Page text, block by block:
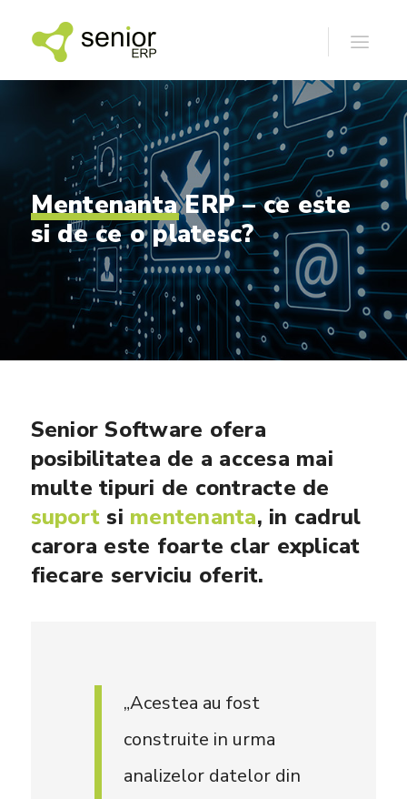
Mentenanta ERP – ce este
si de ce o platesc?
Senior Software ofera
posibilitatea de a accesa mai
multe tipuri de contracte de
suport si mentenanta, in cadrul
carora este foarte clar explicat
fiecare serviciu oferit.
„Acestea au fost
construite in urma
analizelor datelor din